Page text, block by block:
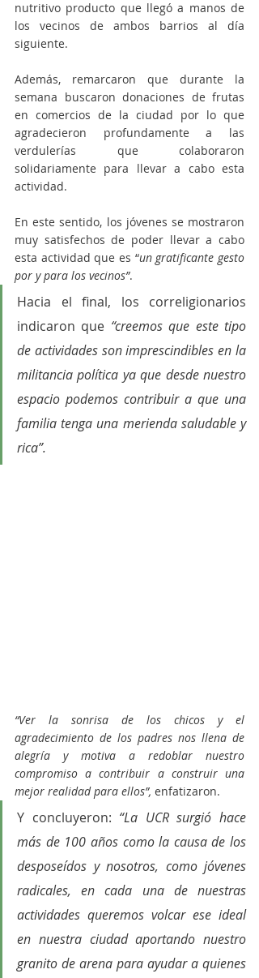
nutritivo producto que llegó a manos de
los vecinos de ambos barrios al día
siguiente.
Además, remarcaron que durante la
semana buscaron donaciones de frutas
en comercios de la ciudad por lo que
agradecieron profundamente a las
verdulerías que colaboraron
solidariamente para llevar a cabo esta
actividad.
En este sentido, los jóvenes se mostraron
muy satisfechos de poder llevar a cabo
esta actividad que es “un gratificante gesto
por y para los vecinos”.
Hacia el final, los correligionarios
indicaron que “creemos que este tipo
de actividades son imprescindibles en la
militancia política ya que desde nuestro
espacio podemos contribuir a que una
familia tenga una merienda saludable y
rica”.
“Ver la sonrisa de los chicos y el
agradecimiento de los padres nos llena de
alegría y motiva a redoblar nuestro
compromiso a contribuir a construir una
mejor realidad para ellos”, enfatizaron.
Y concluyeron: “La UCR surgió hace
más de 100 años como la causa de los
desposeídos y nosotros, como jóvenes
radicales, en cada una de nuestras
actividades queremos volcar ese ideal
en nuestra ciudad aportando nuestro
granito de arena para ayudar a quienes